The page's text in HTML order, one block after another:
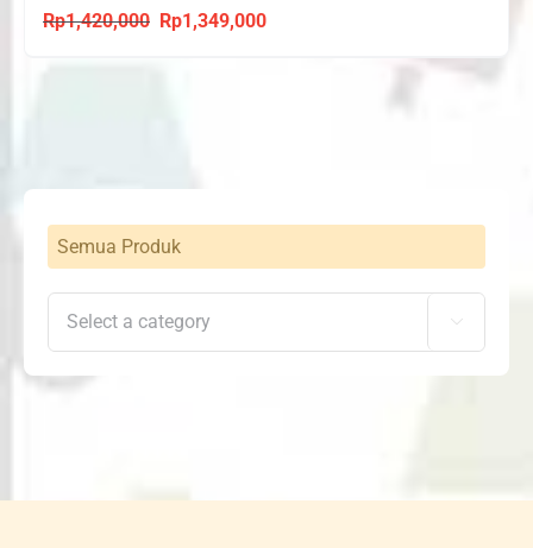
Rp1,420,000
Original
Rp1,349,000Current
Semua Produk
